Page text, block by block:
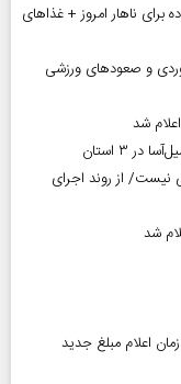
و ساده برای ناهار امروز + غذاهای
و صعودهای ورزشی
شد
از روند اجرای
شد
اعلام مبلغ جدید